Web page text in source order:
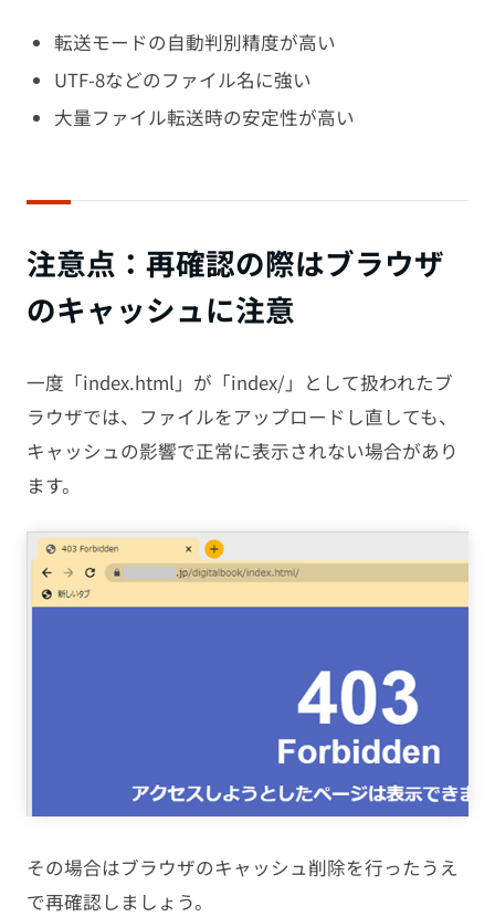
転送モードの自動判別精度が高い
UTF-8などのファイル名に強い
大量ファイル転送時の安定性が高い
注意点：再確認の際はブラウザ
のキャッシュに注意
一度「index.html」が「index/」として扱われたブ
ラウザでは、ファイルをアップロードし直しても、
キャッシュの影響で正常に表示されない場合があり
ます。
その場合はブラウザのキャッシュ削除を行ったうえ
で再確認しましょう。